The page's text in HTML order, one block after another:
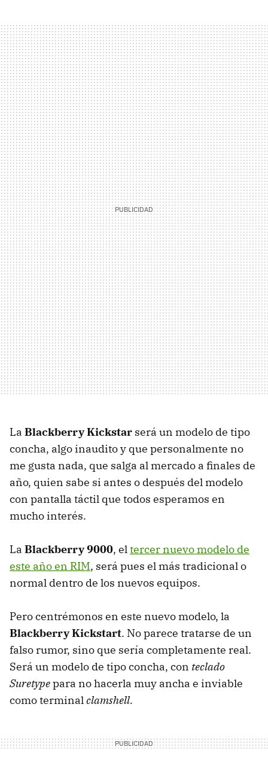
La Blackberry Kickstar será un modelo de tipo
concha, algo inaudito y que personalmente no
me gusta nada, que salga al mercado a finales de
año, quien sabe si antes o después del modelo
con pantalla táctil que todos esperamos en
mucho interés.
La Blackberry 9000, eltercer nuevo modelo de
este año en RIM, será pues el más tradicional o
normal dentro de los nuevos equipos.
Pero centrémonos en este nuevo modelo, la
Blackberry Kickstart. No parece tratarse de un
falso rumor, sino que sería completamente real.
Será un modelo de tipo concha, con teclado
Suretypepara no hacerla muy ancha e inviable
como terminalclamshell.